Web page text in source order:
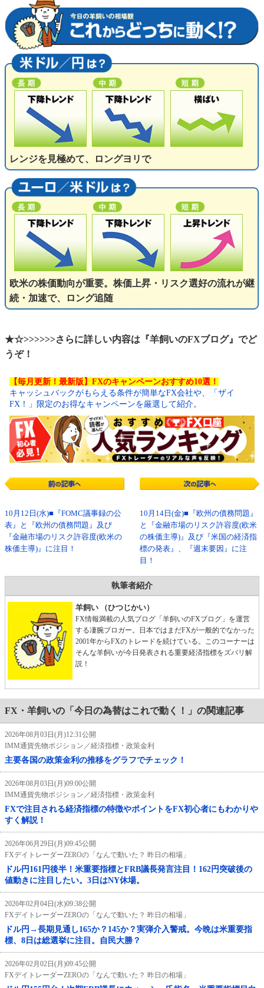
レンジを見極めて、ロングヨリで
欧米の株価動向が重要。株価上昇・リスク選好の流れが継
続・加速で、ロング追随
★☆>>>>>>さらに詳しい内容は『羊飼いのFXブログ』でど
うぞ！
【毎月更新！最新版】FXのキャンペーンおすすめ10選！
キャッシュバックがもらえる条件が簡単なFX会社や、「ザイ
FX！」限定のお得なキャンペーンを厳選して紹介。
10月12日(水)■『FOMC議事録の公
表』と『欧州の債務問題』及び
『金融市場のリスク許容度(欧米の
株価主導)』に注目！
10月14日(金)■『欧州の債務問題』
と『金融市場のリスク許容度(欧米
の株価主導)』及び『米国の経済指
標の発表』、『週末要因』に注
目！
執筆者紹介
羊飼い （ひつじかい）
FX情報満載の人気ブログ「羊飼いのFXブログ」を運営
する凄腕ブロガー。日本ではまだFXが一般的でなかった
2001年からFXのトレードを続けている。このコーナーは
そんな羊飼いが今日発表される重要経済指標をズバリ解
説！
FX・羊飼いの「今日の為替はこれで動く！」の関連記事
2026年08月03日(月)12:31公開
IMM通貨先物ポジション／経済指標・政策金利
主要各国の政策金利の推移をグラフでチェック！
2026年08月03日(月)09:00公開
IMM通貨先物ポジション／経済指標・政策金利
FXで注目される経済指標の特徴やポイントをFX初心者にもわかりや
すく解説！
2026年06月29日(月)09:45公開
FXデイトレーダーZEROの「なんで動いた？ 昨日の相場」
ドル円161円後半！米重要指標とFRB議長発言注目！162円突破後の
値動きに注目したい。3日はNY休場。
2026年02月04日(水)09:38公開
FXデイトレーダーZEROの「なんで動いた？ 昨日の相場」
ドル円→長期見通し165か？145か？実弾介入警戒。今晩は米重要指
標、8日は総選挙に注目。自民大勝？
2026年02月02日(月)09:45公開
FXデイトレーダーZEROの「なんで動いた？ 昨日の相場」